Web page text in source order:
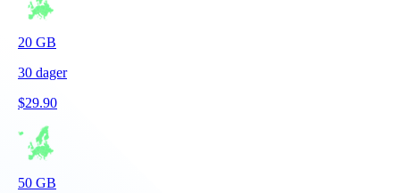
20 GB
30 dager
$29.90
50 GB